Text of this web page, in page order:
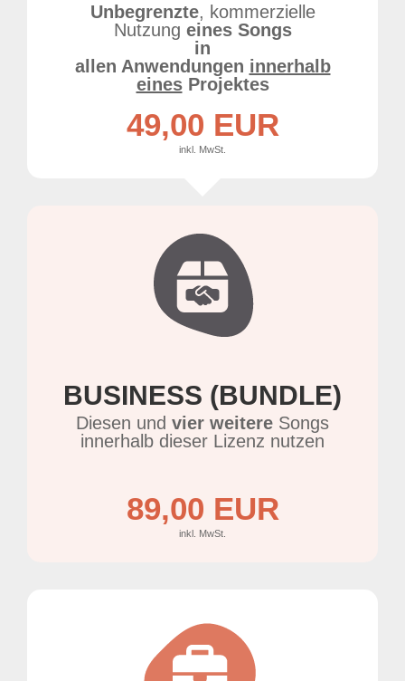
Unbegrenzte, kommerzielle
Nutzung eines Songs
in
allen Anwendungen innerhalb
einesProjektes
49,00 EUR
inkl. MwSt.
BUSINESS (BUNDLE)
Diesen und vier weitere Songs
innerhalb dieser Lizenz nutzen
89,00 EUR
inkl. MwSt.